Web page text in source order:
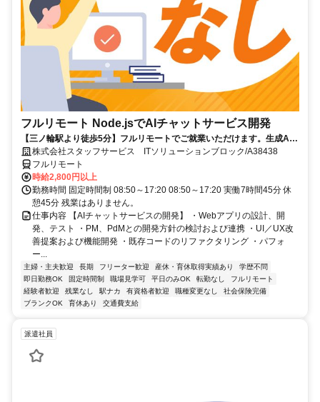
フルリモート Node.jsでAIチャットサービス開発
【三ノ輪駅より徒歩5分】フルリモートでご就業いただけます。生成AI
を活用したサービス開発に携われます。企画提案から改善まで幅広く関
われる環境です☆
株式会社スタッフサービス ITソリューションブロック/A38438
フルリモート
時給2,800円以上
勤務時間 固定時間制 08:50～17:20 08:50～17:20 実働7時間45分 休
憩45分 残業はありません。
仕事内容 【AIチャットサービスの開発】 ・Webアプリの設計、開
発、テスト ・PM、PdMとの開発方針の検討および連携 ・UI／UX改
善提案および機能開発 ・既存コードのリファクタリング ・パフォ
ー...
主婦・主夫歓迎 長期 フリーター歓迎 産休・育休取得実績あり
学歴不問
即日勤務OK
固定時間制 職場見学可 平日のみOK 転勤なし
フルリモート
経験者歓迎
残業なし 駅ナカ 有資格者歓迎 職種変更なし
社会保険完備
ブランクOK
育休あり 交通費支給
派遣社員